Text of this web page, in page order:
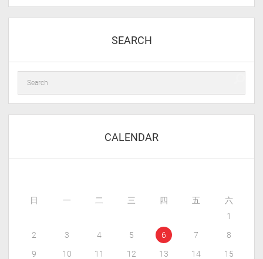
SEARCH
CALENDAR
日 一 二 三 四 五
六
1
2
3 4 5 6 7
8
9
10 11 12 13 14
15